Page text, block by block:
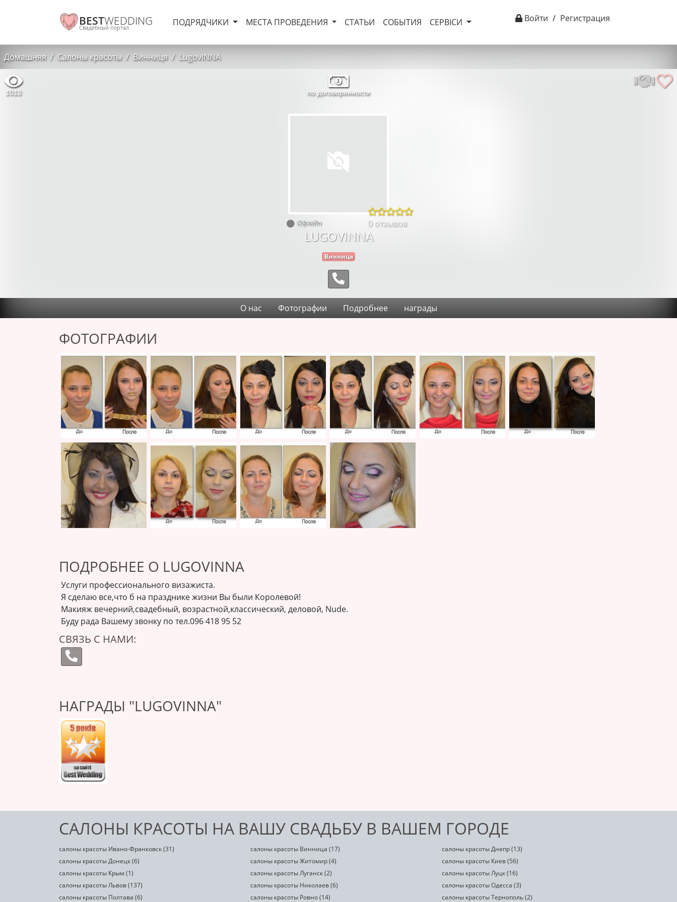
BESTWEDDING
Свадебный портал ПОДРЯДЧИКИ МЕСТА ПРОВЕДЕНИЯ СТАТЬИ СОБЫТИЯ СЕРВІСИ Войти / Регистрация
Домашняя Салоны красоты Винниця LugovINNA
1013 по договоренности
Офлайн 0 отзывов
LUGOVINNA
Винница
О нас Фотографии Подробнее награды
ФОТОГРАФИИ
ПОДРОБНЕЕ О LUGOVINNA
Услуги профессионального визажиста.
Я сделаю все,что б на празднике жизни Вы были Королевой!
Макияж вечерний,свадебный, возрастной,классический, деловой, Nude.
Буду рада Вашему звонку по тел.096 418 95 52
СВЯЗЬ С НАМИ:
НАГРАДЫ "LUGOVINNA"
САЛОНЫ КРАСОТЫ НА ВАШУ СВАДЬБУ В ВАШЕМ ГОРОДЕ
салоны красоты Ивано-Франковск (31) салоны красоты Винница (17)
салоны красоты Днепр (13)
салоны красоты Донецк (6)
салоны красоты Житомир (4)
салоны красоты Киев (56)
салоны красоты Крым (1)
салоны красоты Луганск (2)
салоны красоты Луцк (16)
салоны красоты Львов (137)
салоны красоты Николаев (6)
салоны красоты Одесса (3)
салоны красоты Полтава (6)
салоны красоты Ровно (14) салоны красоты Тернополь (2)